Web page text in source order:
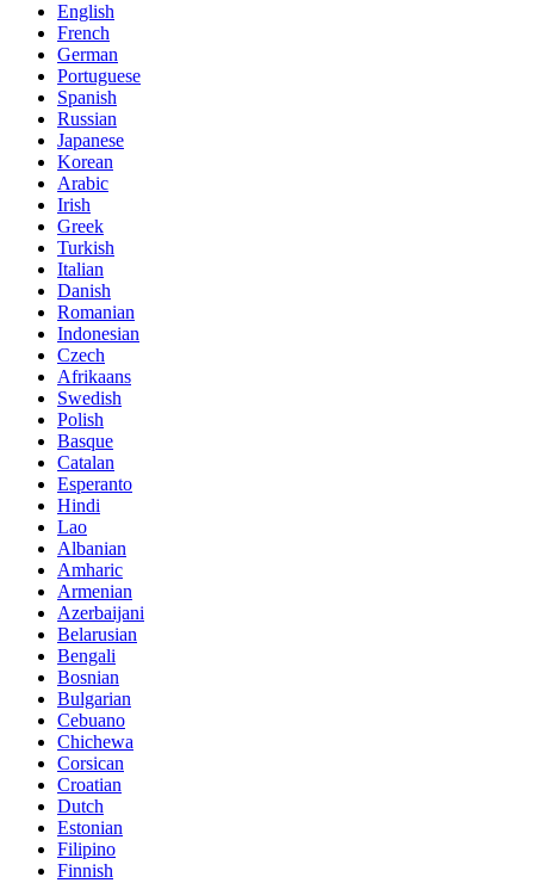
English
French
German
Portuguese
Spanish
Russian
Japanese
Korean
Arabic
Irish
Greek
Turkish
Italian
Danish
Romanian
Indonesian
Czech
Afrikaans
Swedish
Polish
Basque
Catalan
Esperanto
Hindi
Lao
Albanian
Amharic
Armenian
Azerbaijani
Belarusian
Bengali
Bosnian
Bulgarian
Cebuano
Chichewa
Corsican
Croatian
Dutch
Estonian
Filipino
Finnish